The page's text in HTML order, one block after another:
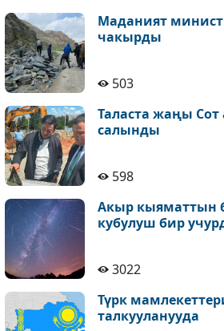
Маданият
чакырды
503
Таласта жаңы Сот
салынды
598
Акыр кыяматтын
кубулуш бир
3022
Түрк
талкууланууда